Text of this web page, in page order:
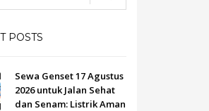
POSTS
Sewa Genset 17 Agustus
2026 untuk Jalan Sehat
dan Senam: Listrik Aman